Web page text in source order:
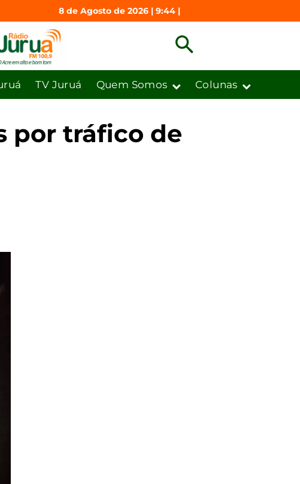
8 de Agosto de 2026 | 9:44 |
TV Juruá Quem Somos Colunas
por tráfico de